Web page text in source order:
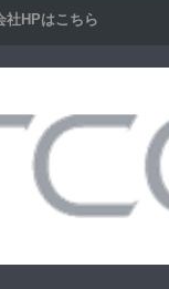
社HPはこちら